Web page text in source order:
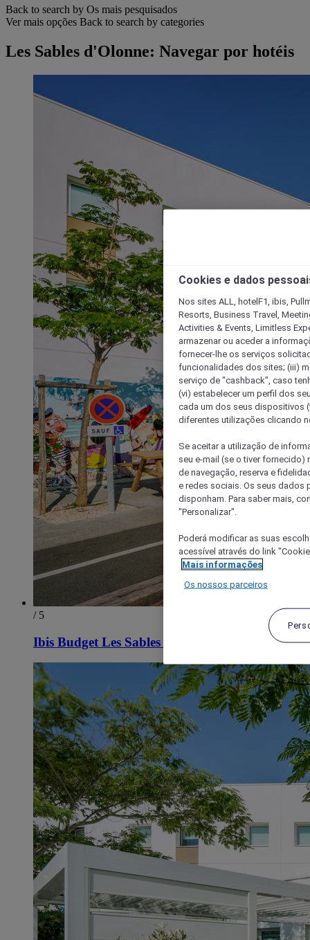
Back to search by Os mais pesquisados
Ver mais opções Back to search by categories
Les Sables d'Olonne: Navegar por hotéis
/ 5
Ibis Budget Les Sables d'Olonne
Cookies e dados
Nos sites ALL, hotelF1, ibis,
Resorts, Business Travel,
Activities & Events, Limitless
armazenar ou aceder a
fornecer-lhe os serviços
funcionalidades dos sites; (iii)
serviço de "cashback", caso
(vi) estabelecer um perfil dos
cada um dos seus dispositivos
diferentes utilizações clicando
Se aceitar a utilização de
seu e-mail (se o tiver
de navegação, reserva e
e redes sociais. Os seus dados
disponham. Para saber mais,
"Personalizar".
Poderá modificar as suas
acessível através do link
Mais informações
Os nossos parceiros